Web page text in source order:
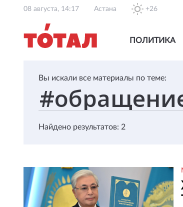
08 августа, 14:17 Астана +26
ПОЛИТИКА
Вы искали все материалы по теме:
Найдено результатов: 2